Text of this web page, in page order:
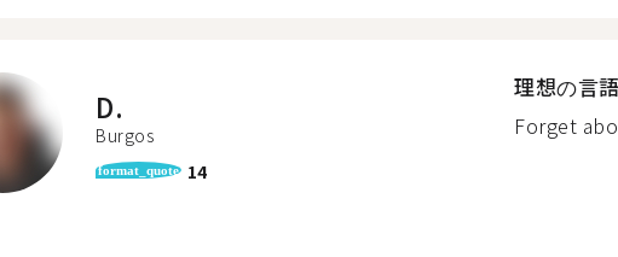
D.
Burgos
format_quote 14
理想の言
Forget